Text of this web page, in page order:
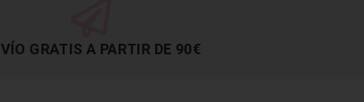
GRATIS A PARTIR DE 90€